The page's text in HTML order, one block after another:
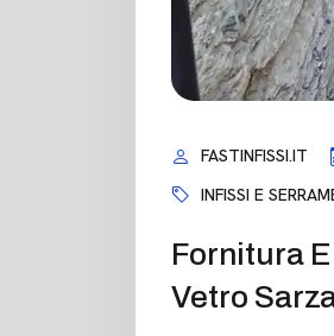
FASTINFISSI.IT
INFISSI E
Fornitura
Vetro